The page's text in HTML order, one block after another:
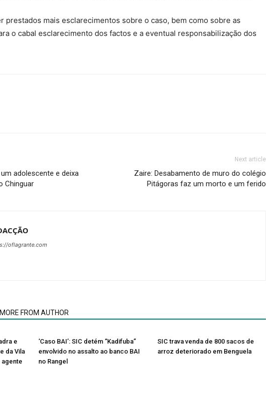
prestados mais esclarecimentos sobre o caso, bem como sobre as
o cabal esclarecimento dos factos e a eventual responsabilização dos
adolescente e deixa
Chinguar
Next article
Zaire: Desabamento de muro do colégio
Pitágoras faz um morto e um ferido
oflagrante.com
MORE FROM AUTHOR
e
da Vila
agente
‘Caso BAI’: SIC detém “Kadifuba”
envolvido no assalto ao banco BAI
no Rangel
SIC trava venda de 800 sacos de
arroz deteriorado em Benguela